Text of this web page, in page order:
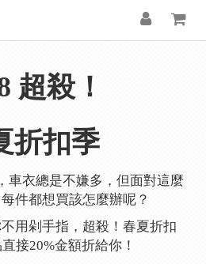
超殺！
折扣季
車衣總是不嫌多，但面對這麼
件都想買該怎麼辦呢？
用剁手指，超殺！春夏折扣
接20%金額折給你！